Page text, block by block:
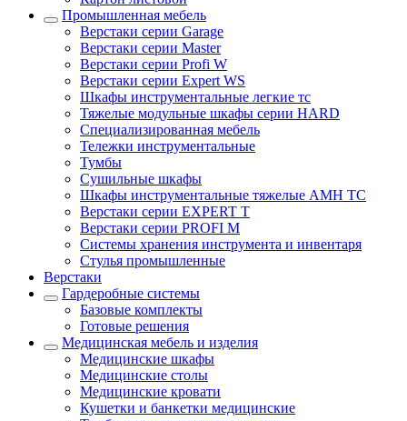
Промышленная мебель
Верстаки серии Garage
Верстаки серии Master
Верстаки серии Profi W
Верстаки серии Expert WS
Шкафы инструментальные легкие тс
Тяжелые модульные шкафы серии HARD
Cпециализированная мебель
Тележки инструментальные
Тумбы
Cушильные шкафы
Шкафы инструментальные тяжелые AMH TC
Верстаки серии EXPERT T
Верстаки серии PROFI M
Системы хранения инструмента и инвентаря
Стулья промышленные
Верстаки
Гардеробные системы
Базовые комплекты
Готовые решения
Медицинская мебель и изделия
Медицинские шкафы
Медицинские столы
Медицинские кровати
Кушетки и банкетки медицинские